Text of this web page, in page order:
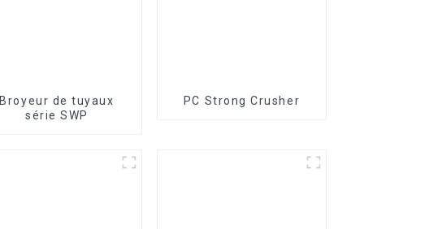
Broyeur de tuyaux
série SWP
PC Strong Crusher